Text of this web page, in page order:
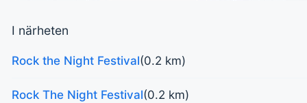
I närheten
Rock the Night Festival(0.2 km)
Rock The Night Festival(0.2 km)